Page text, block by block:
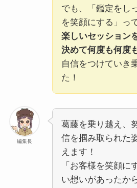
でも、「鑑定をし
を笑顔にする」っ
楽しいセッション
決めて何度も何度
自信をつけていき
た！
編集長
葛藤を乗り越え、
信を掴み取られた
えます！
「お客様を笑顔に
い想いがあったか